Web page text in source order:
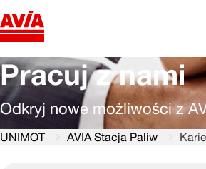
Pracuj z nami
Odkryj nowe możliwości z
UNIMOT AVIA Stacja Paliw